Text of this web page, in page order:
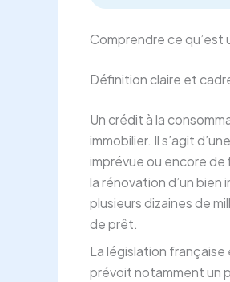
Comprendre ce
Définition claire et
Un crédit à la
immobilier. Il s’agit
imprévue ou encore de
la rénovation d’un
plusieurs dizaines de
de prêt.
La législation
prévoit notamment un